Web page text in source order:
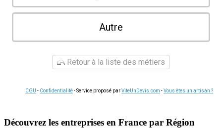
Autre
Retour à la liste des métiers
CGU - Confidentialité- Service proposé parViteUnDevis.com -Vous êtes un artisan ?
Découvrez les entreprises en France par Région